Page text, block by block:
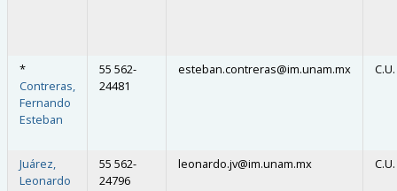
*
Contreras,
Fernando
Esteban
55 562-
24481
esteban.contreras@im.unam.mx C.U.
Juárez,
Leonardo
55 562-
24796
leonardo.jv@im.unam.mx C.U.